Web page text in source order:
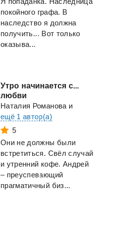
покойного графа. В
наследство я должна
получить... Вот только
оказыва...
Утро начинается с...
любви
Наталия Романова и
ещё 1 автор(а)
5
Они не должны были
встретиться. Свёл случай
и утренний кофе. Андрей
– преуспевающий
прагматичный биз...